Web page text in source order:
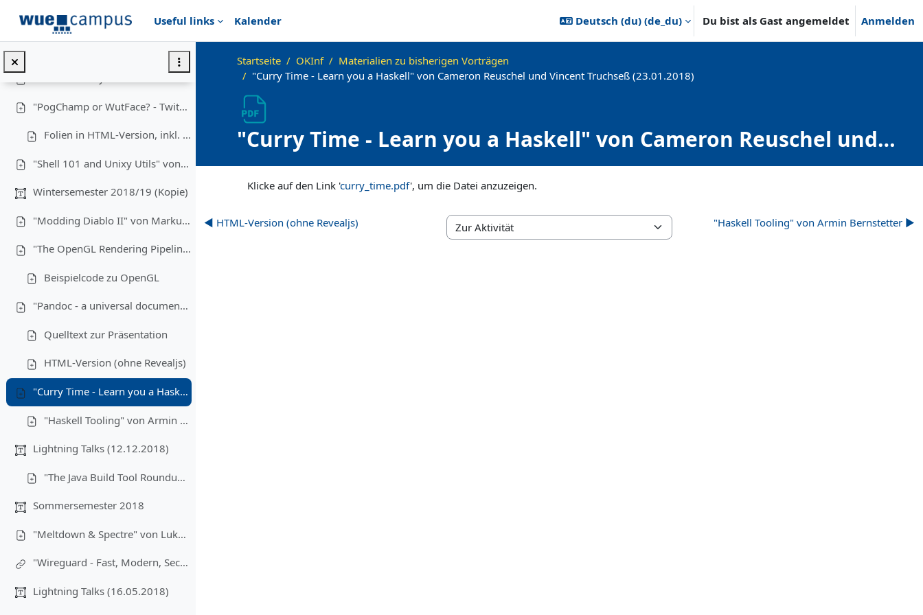
Useful links
Kalender Deutsch (du) ‎(de_du)‎ Du bist als Gast angemeldet Anmelden
"WAT²" von Tim Hegemann
Sommersemester 2019 (Kopie) (Kopie)
"WebAssembly" von Michael Kreuzer (3.7.19)
"PogChamp or WutFace? - Twitch Chat Sentiment Analysis" von Armin Bernstetter (19.06.2019)
Folien in HTML-Version, inkl. Quiz
"Shell 101 and Unixy Utils" von Alexander Gehrke (08.05.19)
Wintersemester 2018/19 (Kopie)
"Modding Diablo II" von Markus Krug (14.11.2018)
"The OpenGL Rendering Pipeline" von Michael Kreuzer (28.11.2018)
Beispielcode zu OpenGL
"Pandoc - a universal document converter" von Yasin Raies (9.2.2019)
Quelltext zur Präsentation
HTML-Version (ohne Revealjs)
"Curry Time - Learn you a Haskell" von Cameron Reuschel und Vincent Truchseß (23.01.2018)
"Haskell Tooling" von Armin Bernstetter
Lightning Talks (12.12.2018)
"The Java Build Tool Roundup" von Tim Hegemann
Sommersemester 2018
"Meltdown & Spectre" von Lukas Iffländer (27.06.2018)
"Wireguard - Fast, Modern, Secure VPN Tunnel" von Johannes "Lemmi" Kimmel (Mitschnitt des Vortrags auf der Easterhegg 2018)
Lightning Talks (16.05.2018)
Startseite OKInf
Materialien zu bisherigen Vorträgen
"Curry Time - Learn you a Haskell" von Cameron Reuschel und Vincent Truchseß (23.01.2018)
"Curry Time - Learn you a Haskell" von Cameron Reuschel und
Vincent Truchseß (23.01.2018)
Klicke auf den Link 'curry_time.pdf', um die Datei anzuzeigen.
◀︎ HTML-Version (ohne Revealjs)
Zur Aktivität
"Haskell Tooling" von Armin Bernstetter ▶︎